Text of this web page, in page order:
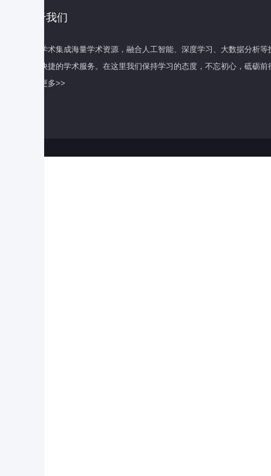
关于我们
百度学术集成海量学术资源，融合人工智能、深度学习、大数据分析
全面快捷的学术服务。在这里我们保持学习的态度，不忘初心，砥砺前
了解更多>>